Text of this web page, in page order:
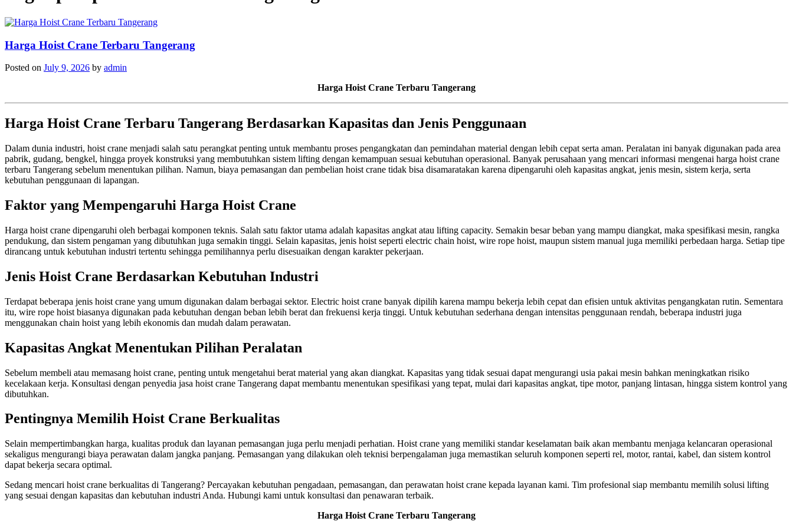
Harga Hoist Crane Terbaru Tangerang
Posted on July 9, 2026 by admin
Harga Hoist Crane Terbaru Tangerang
Harga Hoist Crane Terbaru Tangerang Berdasarkan Kapasitas dan Jenis Penggunaan
Dalam dunia industri, hoist crane menjadi salah satu perangkat penting untuk membantu proses pengangkatan dan pemindahan material dengan lebih cepat serta aman. Peralatan ini banyak digunakan pada area
pabrik, gudang, bengkel, hingga proyek konstruksi yang membutuhkan sistem lifting dengan kemampuan sesuai kebutuhan operasional. Banyak perusahaan yang mencari informasi mengenai harga hoist crane
terbaru Tangerang sebelum menentukan pilihan. Namun, biaya pemasangan dan pembelian hoist crane tidak bisa disamaratakan karena dipengaruhi oleh kapasitas angkat, jenis mesin, sistem kerja, serta
kebutuhan penggunaan di lapangan.
Faktor yang Mempengaruhi Harga Hoist Crane
Harga hoist crane dipengaruhi oleh berbagai komponen teknis. Salah satu faktor utama adalah kapasitas angkat atau lifting capacity. Semakin besar beban yang mampu diangkat, maka spesifikasi mesin, rangka
pendukung, dan sistem pengaman yang dibutuhkan juga semakin tinggi. Selain kapasitas, jenis hoist seperti electric chain hoist, wire rope hoist, maupun sistem manual juga memiliki perbedaan harga. Setiap tipe
dirancang untuk kebutuhan industri tertentu sehingga pemilihannya perlu disesuaikan dengan karakter pekerjaan.
Jenis Hoist Crane Berdasarkan Kebutuhan Industri
Terdapat beberapa jenis hoist crane yang umum digunakan dalam berbagai sektor. Electric hoist crane banyak dipilih karena mampu bekerja lebih cepat dan efisien untuk aktivitas pengangkatan rutin. Sementara
itu, wire rope hoist biasanya digunakan pada kebutuhan dengan beban lebih berat dan frekuensi kerja tinggi. Untuk kebutuhan sederhana dengan intensitas penggunaan rendah, beberapa industri juga
menggunakan chain hoist yang lebih ekonomis dan mudah dalam perawatan.
Kapasitas Angkat Menentukan Pilihan Peralatan
Sebelum membeli atau memasang hoist crane, penting untuk mengetahui berat material yang akan diangkat. Kapasitas yang tidak sesuai dapat mengurangi usia pakai mesin bahkan meningkatkan risiko
kecelakaan kerja. Konsultasi dengan penyedia jasa hoist crane Tangerang dapat membantu menentukan spesifikasi yang tepat, mulai dari kapasitas angkat, tipe motor, panjang lintasan, hingga sistem kontrol yang
dibutuhkan.
Pentingnya Memilih Hoist Crane Berkualitas
Selain mempertimbangkan harga, kualitas produk dan layanan pemasangan juga perlu menjadi perhatian. Hoist crane yang memiliki standar keselamatan baik akan membantu menjaga kelancaran operasional
sekaligus mengurangi biaya perawatan dalam jangka panjang. Pemasangan yang dilakukan oleh teknisi berpengalaman juga memastikan seluruh komponen seperti rel, motor, rantai, kabel, dan sistem kontrol
dapat bekerja secara optimal.
Sedang mencari hoist crane berkualitas di Tangerang? Percayakan kebutuhan pengadaan, pemasangan, dan perawatan hoist crane kepada layanan kami. Tim profesional siap membantu memilih solusi lifting
yang sesuai dengan kapasitas dan kebutuhan industri Anda. Hubungi kami untuk konsultasi dan penawaran terbaik.
Harga Hoist Crane Terbaru Tangerang